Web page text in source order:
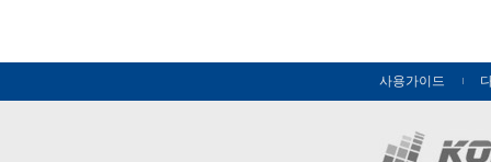
사용가이드